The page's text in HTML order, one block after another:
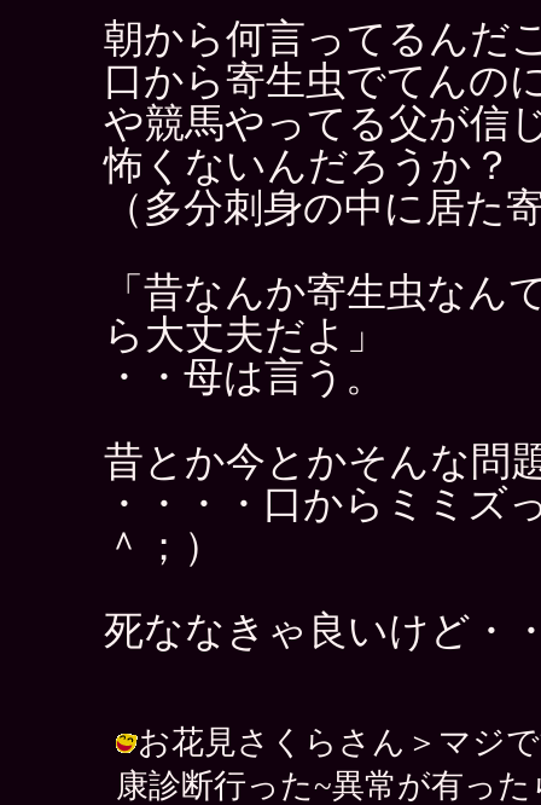
朝から何言ってるんだ
口から寄生虫でてんの
や競馬やってる父が信
怖くないんだろうか？
（多分刺身の中に居た
「昔なんか寄生虫なん
ら大丈夫だよ」
・・母は言う。
昔とか今とかそんな問
・・・・口からミミズ
＾；）
死ななきゃ良いけど・
お花見さくらさん＞マジ
康診断行った~異常が有っ